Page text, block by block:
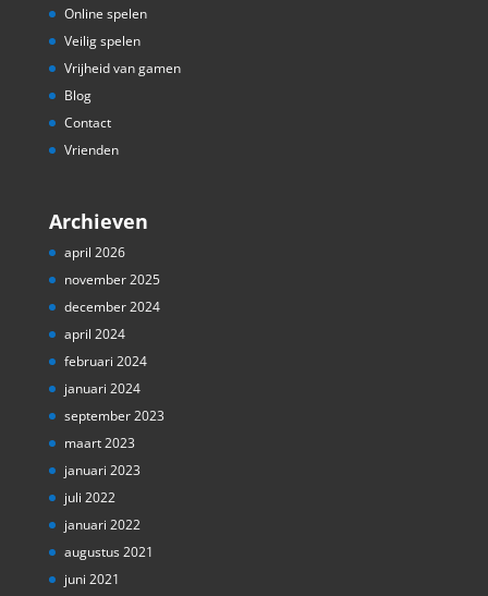
Online spelen
Veilig spelen
Vrijheid van gamen
Blog
Contact
Vrienden
Archieven
april 2026
november 2025
december 2024
april 2024
februari 2024
januari 2024
september 2023
maart 2023
januari 2023
juli 2022
januari 2022
augustus 2021
juni 2021